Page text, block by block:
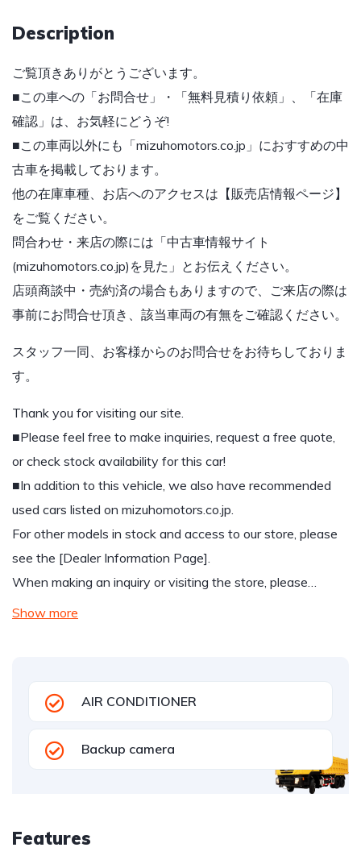
Description
ご覧頂きありがとうございます。
■この車への「お問合せ」・「無料見積り依頼」、「在庫
確認」は、お気軽にどうぞ!
■この車両以外にも「mizuhomotors.co.jp」におすすめの中
古車を掲載しております。
他の在庫車種、お店へのアクセスは【販売店情報ページ】
をご覧ください。
問合わせ・来店の際には「中古車情報サイト
(mizuhomotors.co.jp)を見た」とお伝えください。
店頭商談中・売約済の場合もありますので、ご来店の際は
事前にお問合せ頂き、該当車両の有無をご確認ください。
スタッフ一同、お客様からのお問合せをお待ちしておりま
す。
Thank you for visiting our site.
■Please feel free to make inquiries, request a free quote,
or check stock availability for this car!
■In addition to this vehicle, we also have recommended
used cars listed on mizuhomotors.co.jp.
For other models in stock and access to our store, please
see the [Dealer Information Page].
When making an inquiry or visiting the store, please…
Show more
AIR CONDITIONER
Backup camera
Features